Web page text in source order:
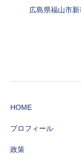
広島県福山市
HOME
プロフィール
政策